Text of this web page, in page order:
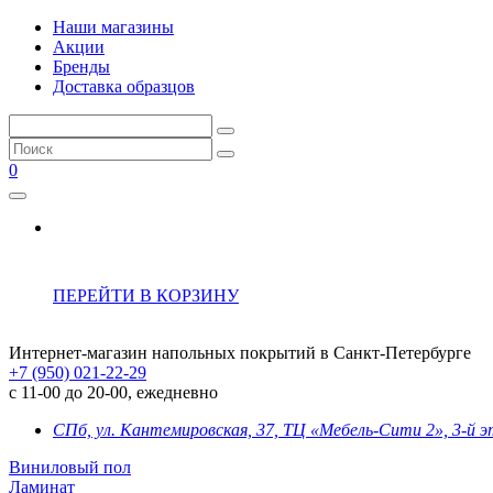
Наши магазины
Акции
Бренды
Доставка образцов
0
ПЕРЕЙТИ В КОРЗИНУ
Интернет-магазин напольных покрытий в Санкт-Петербурге
+7 (950) 021-22-29
с 11-00 до 20-00, ежедневно
СПб, ул. Кантемировская, 37, ТЦ «Мебель-Сити 2», 3-й
Виниловый пол
Ламинат